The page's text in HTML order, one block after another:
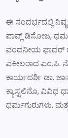
ಈ ಸಂದರ್ಭದಲ್ಲಿ
ಪಾವ್ಲ್ ಡಿಸೋಜ,
ವಂದನೀಯ ಫಾದರ್
ವಕೀಲರಾದ ಎಂ.ಪಿ.
ಕಾರ್ಯದರ್ಶಿ ಡಾ.
ಕ್ಯಾಸ್ಟಲಿನೊ, ವಿವಿಧ
ಧರ್ಮಗುರುಗಳು,